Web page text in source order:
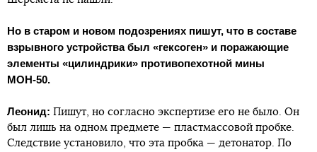
Но в старом и новом подозрениях пишут, что в составе
взрывного устройства был «гексоген» и поражающие
элементы «цилиндрики» противопехотной мины
МОН-50.
Леонид: Пишут, но согласно экспертизе его не было. Он
был лишь на одном предмете — пластмассовой пробке.
Следствие установило, что эта пробка — детонатор. По